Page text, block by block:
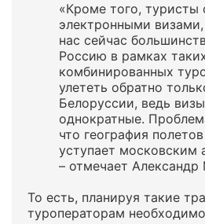
«Кроме того, туристы
электронными
нас сейчас
Россию в рамках
комбинированных
улететь обратно
Белоруссии, ведь визы
однократные.
что география
уступает московским
– отмечает Александр
То есть, планируя такие
туроператорам